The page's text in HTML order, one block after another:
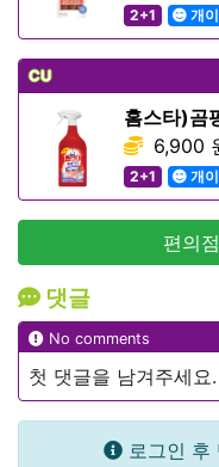
2+1
개
CU
홈스타)곰
6,900
2+1
개
편의
댓글
No comments
첫 댓글을 남겨주세요.
로그인 후